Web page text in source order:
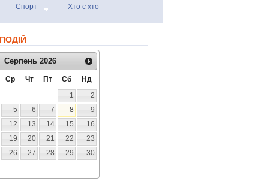
Спорт Хто є хто
Серпень 2026
Ср Чт Пт Сб
Нд
1
2
5 6 7 8
9
12 13 14 15
16
19 20 21 22
23
26 27 28 29
30